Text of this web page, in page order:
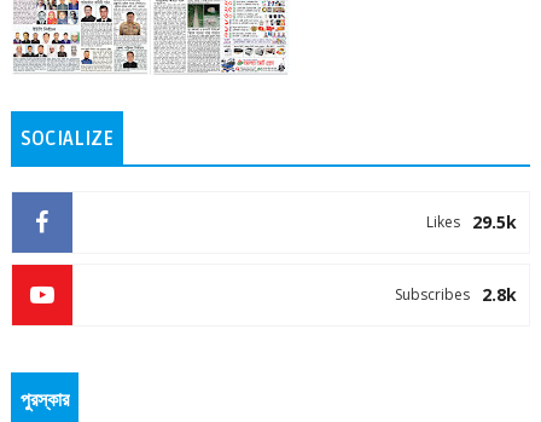
SOCIALIZE
29.5k
Likes
2.8k
Subscribes
পুরস্কার